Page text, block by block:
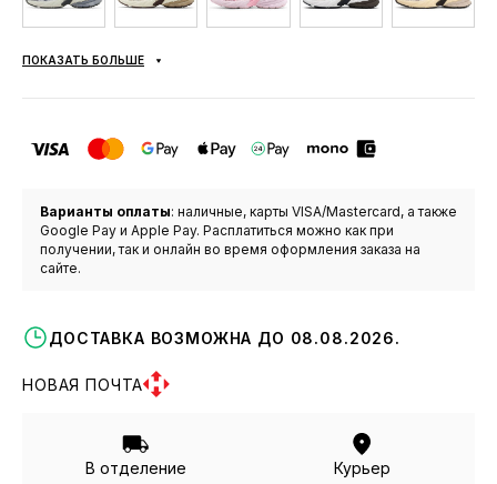
ПОКАЗАТЬ БОЛЬШЕ
Варианты оплаты: наличные, карты VISA/Mastercard, а также
Google Pay и Apple Pay. Расплатиться можно как при
получении, так и онлайн во время оформления заказа на
сайте.
ДОСТАВКА ВОЗМОЖНА ДО 08.08.2026.
НОВАЯ ПОЧТА
В отделение Курьер